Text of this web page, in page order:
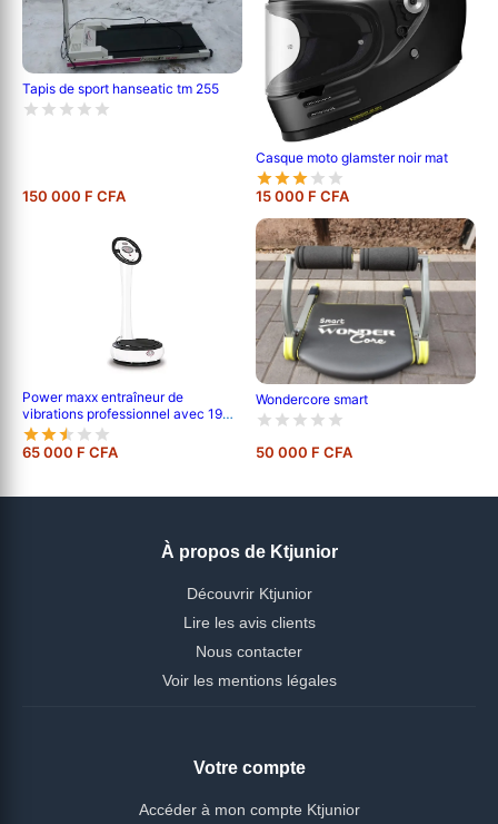
Tapis de sport hanseatic tm 255
150 000 F CFA
Casque moto glamster noir mat
15 000 F CFA
Power maxx entraîneur de
vibrations professionnel avec 19
niveaux de vitesse
65 000 F CFA
Wondercore smart
50 000 F CFA
À propos de Ktjunior
Découvrir Ktjunior
Lire les avis clients
Nous contacter
Voir les mentions légales
Votre compte
Accéder à mon compte Ktjunior